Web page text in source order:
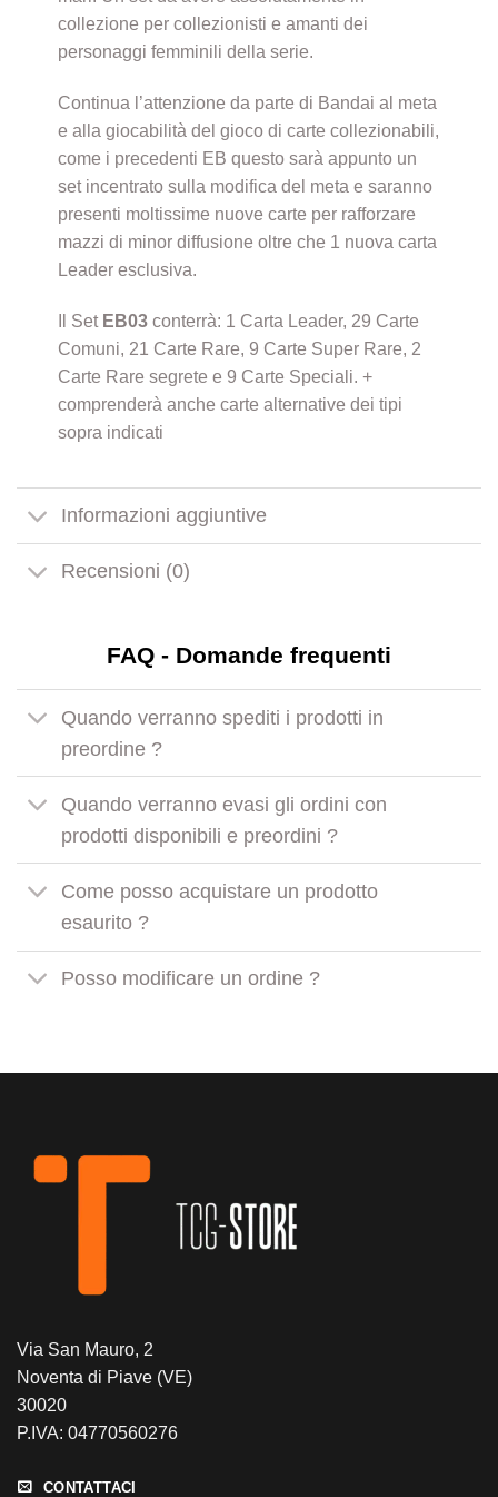
collezione per collezionisti e amanti dei
personaggi femminili della serie.
Continua l’attenzione da parte di Bandai al meta
e alla giocabilità del gioco di carte collezionabili,
come i precedenti EB questo sarà appunto un
set incentrato sulla modifica del meta e saranno
presenti moltissime nuove carte per rafforzare
mazzi di minor diffusione oltre che 1 nuova carta
Leader esclusiva.
Il Set EB03conterrà: 1 Carta Leader, 29 Carte
Comuni, 21 Carte Rare, 9 Carte Super Rare, 2
Carte Rare segrete e 9 Carte Speciali. +
comprenderà anche carte alternative dei tipi
sopra indicati
Informazioni aggiuntive
Recensioni (0)
FAQ - Domande frequenti
Quando verranno spediti i prodotti in
preordine ?
Quando verranno evasi gli ordini con
prodotti disponibili e preordini ?
Come posso acquistare un prodotto
esaurito ?
Posso modificare un ordine ?
Via San Mauro, 2
Noventa di Piave (VE)
30020
P.IVA: 04770560276
CONTATTACI